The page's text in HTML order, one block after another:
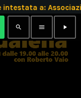
a:
search menu play_arrow